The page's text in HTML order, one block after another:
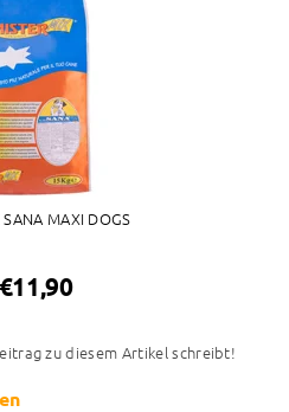
MAXI DOGS
zu diesem Artikel schreibt!